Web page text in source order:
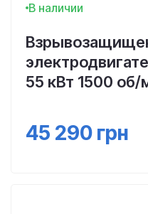
В наличии
55 кВт 1500 об/
45 290 грн